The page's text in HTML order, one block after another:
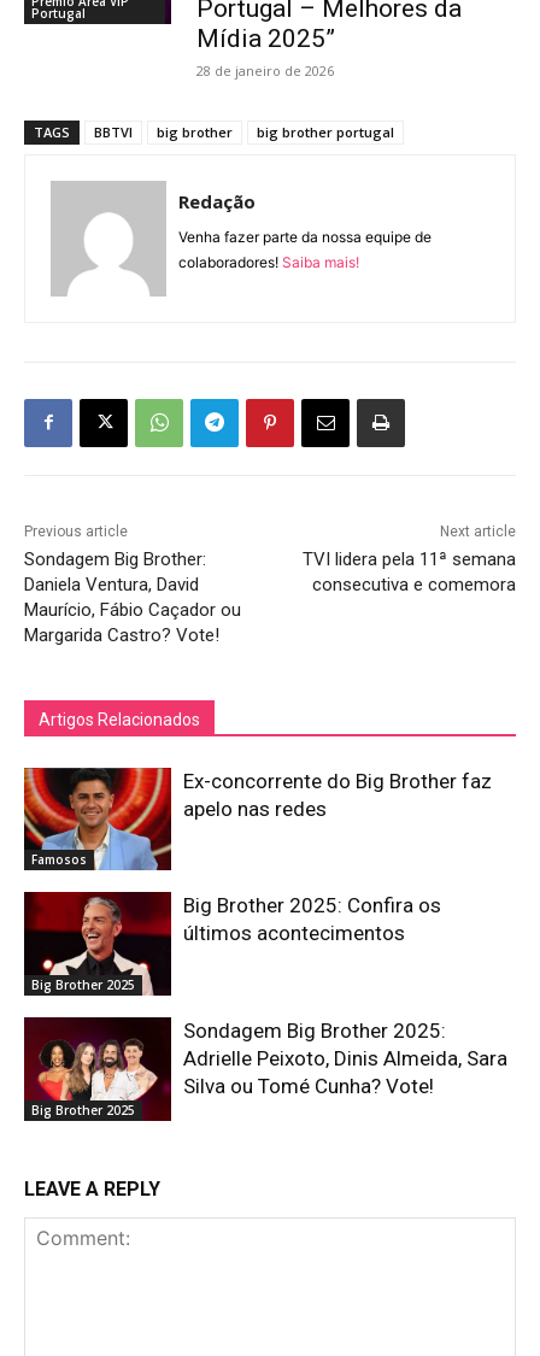
Portugal
Portugal – Melhores da
Mídia 2025”
28 de janeiro de 2026
TAGS BBTVI big brother big brother portugal
Redação
Venha fazer parte da nossa equipe de
colaboradores! Saiba mais!
Previous article
Sondagem Big Brother:
Daniela Ventura, David
Maurício, Fábio Caçador ou
Margarida Castro? Vote!
Next article
TVI lidera pela 11ª semana
consecutiva e comemora
Artigos Relacionados
Famosos
Ex-concorrente do Big Brother faz
apelo nas redes
Big Brother 2025
Big Brother 2025: Confira os
últimos acontecimentos
Big Brother 2025
Sondagem Big Brother 2025:
Adrielle Peixoto, Dinis Almeida, Sara
Silva ou Tomé Cunha? Vote!
LEAVE A REPLY